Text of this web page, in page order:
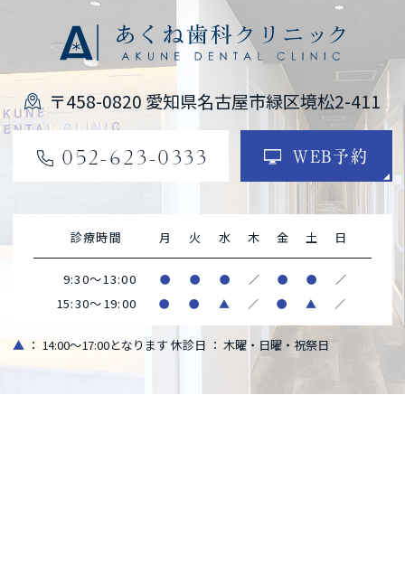
〒458-0820 愛知県名古屋市緑区境松2-411
052-623-0333 WEB予約
診療時間 月 火 水 木 金 土 日
9:30～13:00 ● ● ● ／ ● ● ／
15:30～19:00 ● ● ▲ ／ ● ▲ ／
▲ ： 14:00～17:00となります 休診日 ： 木曜・日曜・祝祭日